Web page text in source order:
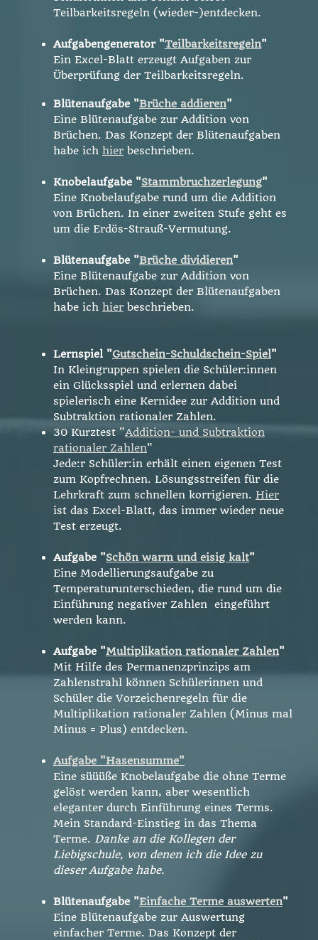
Teilbarkeitsregeln (wieder-)entdecken.
Aufgabengenerator "Teilbarkeitsregeln"
Ein Excel-Blatt erzeugt Aufgaben zur
Überprüfung der Teilbarkeitsregeln.
Blütenaufgabe "Brüche addieren"
Eine Blütenaufgabe zur Addition von
Brüchen. Das Konzept der Blütenaufgaben
habe ich hier beschrieben.
Knobelaufgabe "Stammbruchzerlegung"
Eine Knobelaufgabe rund um die Addition
von Brüchen. In einer zweiten Stufe geht es
um die Erdös-Strauß-Vermutung.
Blütenaufgabe "Brüche dividieren"
Eine Blütenaufgabe zur Addition von
Brüchen. Das Konzept der Blütenaufgaben
habe ich hier beschrieben.
Lernspiel "Gutschein-Schuldschein-Spiel"
In Kleingruppen spielen die Schüler:innen
ein Glücksspiel und erlernen dabei
spielerisch eine Kernidee zur Addition und
Subtraktion rationaler Zahlen.
30 Kurztest "Addition- und Subtraktion
rationaler Zahlen"
Jede:r Schüler:in erhält einen eigenen Test
zum Kopfrechnen. Lösungsstreifen für die
Lehrkraft zum schnellen korrigieren. Hier
ist das Excel-Blatt, das immer wieder neue
Test erzeugt.
Aufgabe "Schön warm und eisig kalt"
Eine Modellierungsaufgabe zu
Temperaturunterschieden, die rund um die
Einführung negativer Zahlen eingeführt
werden kann.
Aufgabe "Multiplikation rationaler Zahlen"
Mit Hilfe des Permanenzprinzips am
Zahlenstrahl können Schülerinnen und
Schüler die Vorzeichenregeln für die
Multiplikation rationaler Zahlen (Minus mal
Minus = Plus) entdecken.
Aufgabe "Hasensumme"
Eine süüüße Knobelaufgabe die ohne Terme
gelöst werden kann, aber wesentlich
eleganter durch Einführung eines Terms.
Mein Standard-Einstieg in das Thema
Terme. Danke an die Kollegen der
Liebigschule, von denen ich die Idee zu
dieser Aufgabe habe.
Blütenaufgabe "Einfache Terme auswerten"
Eine Blütenaufgabe zur Auswertung
einfacher Terme. Das Konzept der